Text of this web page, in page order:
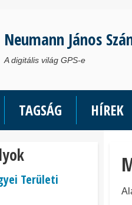
Neumann János
A digitális világ GPS-e
TAGSÁG HÍREK
Területi